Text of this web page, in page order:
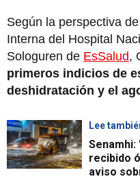
Según la perspectiva
Interna del Hospital
Sologuren de EsSalud,
primeros indicios de
deshidratación y el
Lee
Senamhi:
recibido
aviso